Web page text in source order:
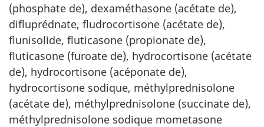
(phosphate de), dexaméthasone (acétate de),
difluprédnate, fludrocortisone (acétate de),
flunisolide, fluticasone (propionate de),
fluticasone (furoate de), hydrocortisone (acétate
de), hydrocortisone (acéponate de),
hydrocortisone sodique, méthylprednisolone
(acétate de), méthylprednisolone (succinate de),
méthylprednisolone sodique mometasone